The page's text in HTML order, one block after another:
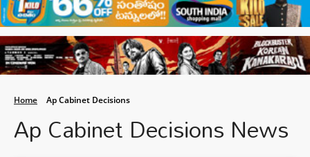
Home Ap Cabinet Decisions
Ap Cabinet Decisions News